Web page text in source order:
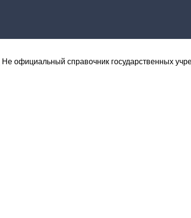
Не официальный справочник государственных